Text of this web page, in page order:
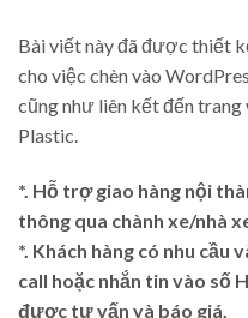
Bài viết này đã được thiết
cho việc chèn vào
cũng như liên kết đến
Plastic.
*. Hỗ trợ giao hàng nội
thông qua chành xe/nhà
*. Khách hàng có nhu cầu
call hoặc nhắn tin vào số
được tư vấn và báo giá.